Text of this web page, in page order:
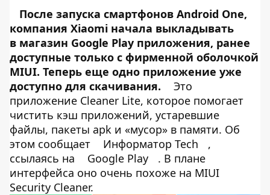
После запуска смартфонов Android One,
компания Xiaomi начала выкладывать
в магазин Google Play приложения, ранее
доступные только с фирменной оболочкой
MIUI. Теперь еще одно приложение уже
доступно для скачивания.
Это
приложение Cleaner Lite, которое помогает
чистить кэш приложений, устаревшие
файлы, пакеты apk и «мусор» в памяти. Об
этом сообщает
Информатор Tech
,
ссылаясь на
Google Play
. В плане
интерфейса оно очень похоже на MIUI
Security Cleaner.